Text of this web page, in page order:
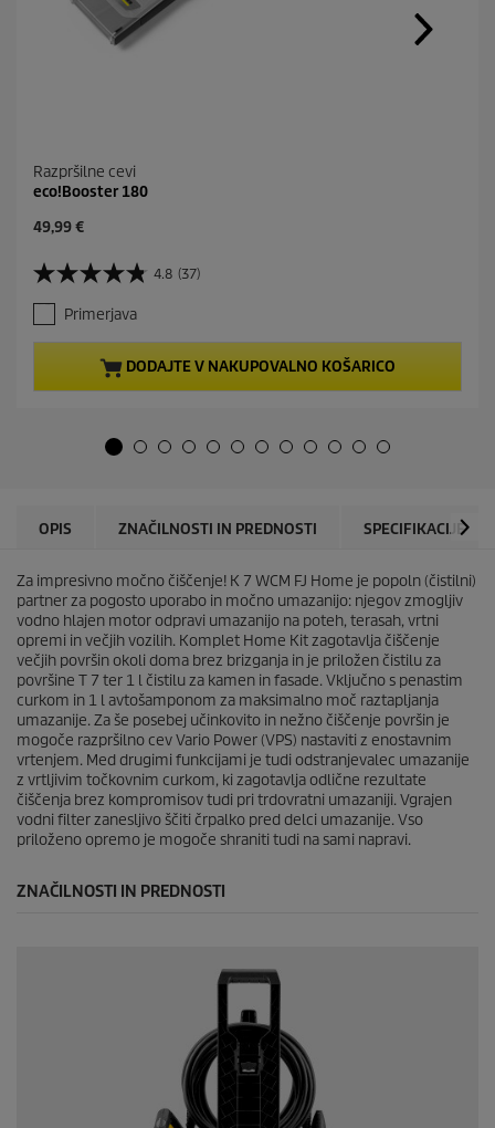
Razpršilne cevi
eco!Booster 180
C
r
e
n
t
e
49,99 €
4.8 (37)
4
.
8
o
7
o
c
e
n
Primerjava
DODAJTE V NAKUPOVALNO KOŠARICO
OPIS ZNAČILNOSTI IN PREDNOSTI SPECIFIKACIJE
Za impresivno močno čiščenje! K 7 WCM FJ Home je popoln (čistilni)
partner za pogosto uporabo in močno umazanijo: njegov zmogljiv
vodno hlajen motor odpravi umazanijo na poteh, terasah, vrtni
opremi in večjih vozilih. Komplet Home Kit zagotavlja čiščenje
večjih površin okoli doma brez brizganja in je priložen čistilu za
površine T 7 ter 1 l čistilu za kamen in fasade. Vključno s penastim
curkom in 1 l avtošamponom za maksimalno moč raztapljanja
umazanije. Za še posebej učinkovito in nežno čiščenje površin je
mogoče razpršilno cev Vario Power (VPS) nastaviti z enostavnim
vrtenjem. Med drugimi funkcijami je tudi odstranjevalec umazanije
z vrtljivim točkovnim curkom, ki zagotavlja odlične rezultate
čiščenja brez kompromisov tudi pri trdovratni umazaniji. Vgrajen
vodni filter zanesljivo ščiti črpalko pred delci umazanije. Vso
priloženo opremo je mogoče shraniti tudi na sami napravi.
ZNAČILNOSTI IN PREDNOSTI